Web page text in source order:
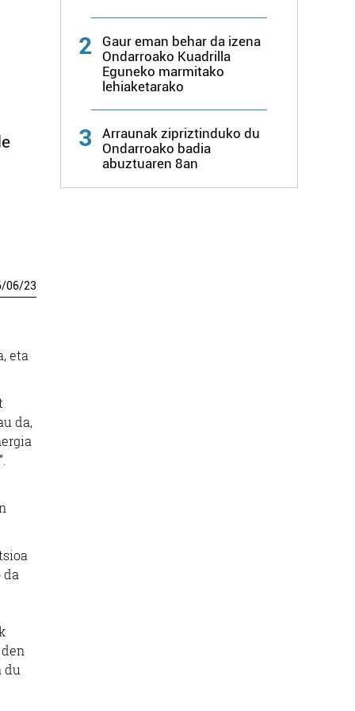
/06/23
eta
da,
da
du
2
Gaur eman behar da izena
Ondarroako Kuadrilla
Eguneko marmitako
lehiaketarako
3
Arraunak zipriztinduko du
Ondarroako badia
abuztuaren 8an